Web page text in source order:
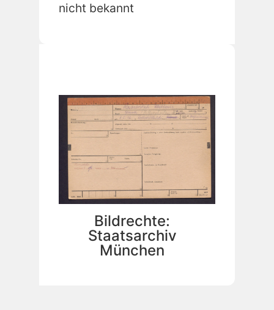
nicht bekannt
Bildrechte:
Staatsarchiv
München